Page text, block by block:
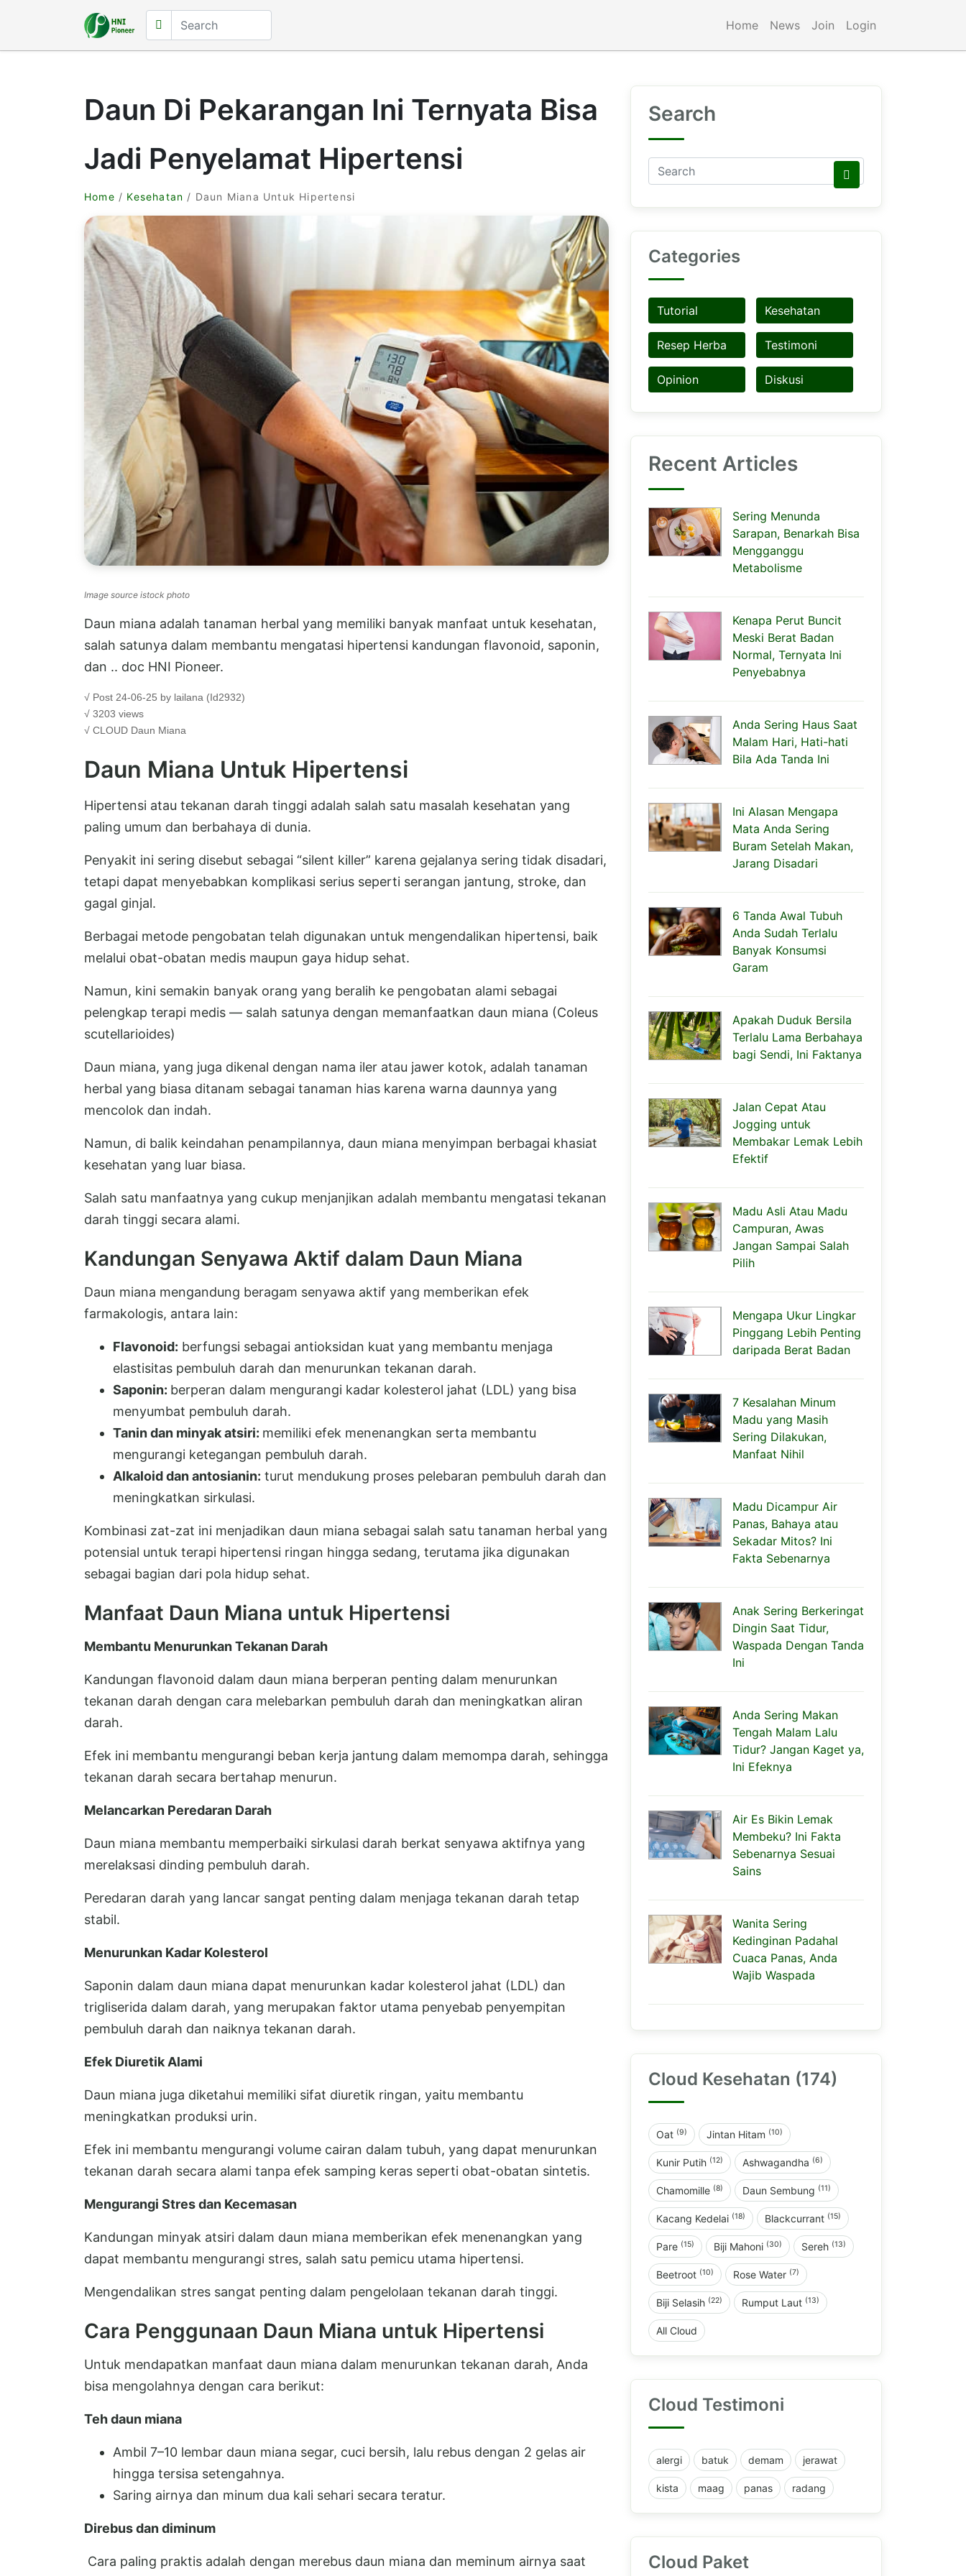
Home News Join Login
Daun Di Pekarangan Ini Ternyata Bisa
Jadi Penyelamat Hipertensi
Home / Kesehatan / Daun Miana Untuk Hipertensi
Image source istock photo
Daun miana adalah tanaman herbal yang memiliki banyak manfaat untuk kesehatan,
salah satunya dalam membantu mengatasi hipertensi kandungan flavonoid, saponin,
dan .. doc HNI Pioneer.
√ Post 24-06-25 by lailana (Id2932)
√ 3203 views
√ CLOUD Daun Miana
Daun Miana Untuk Hipertensi
Hipertensi atau tekanan darah tinggi adalah salah satu masalah kesehatan yang
paling umum dan berbahaya di dunia.
Penyakit ini sering disebut sebagai “silent killer” karena gejalanya sering tidak disadari,
tetapi dapat menyebabkan komplikasi serius seperti serangan jantung, stroke, dan
gagal ginjal.
Berbagai metode pengobatan telah digunakan untuk mengendalikan hipertensi, baik
melalui obat-obatan medis maupun gaya hidup sehat.
Namun, kini semakin banyak orang yang beralih ke pengobatan alami sebagai
pelengkap terapi medis — salah satunya dengan memanfaatkan daun miana (Coleus
scutellarioides)
Daun miana, yang juga dikenal dengan nama iler atau jawer kotok, adalah tanaman
herbal yang biasa ditanam sebagai tanaman hias karena warna daunnya yang
mencolok dan indah.
Namun, di balik keindahan penampilannya, daun miana menyimpan berbagai khasiat
kesehatan yang luar biasa.
Salah satu manfaatnya yang cukup menjanjikan adalah membantu mengatasi tekanan
darah tinggi secara alami.
Kandungan Senyawa Aktif dalam Daun Miana
Daun miana mengandung beragam senyawa aktif yang memberikan efek
farmakologis, antara lain:
Flavonoid: berfungsi sebagai antioksidan kuat yang membantu menjaga
elastisitas pembuluh darah dan menurunkan tekanan darah.
Saponin: berperan dalam mengurangi kadar kolesterol jahat (LDL) yang bisa
menyumbat pembuluh darah.
Tanin dan minyak atsiri: memiliki efek menenangkan serta membantu
mengurangi ketegangan pembuluh darah.
Alkaloid dan antosianin: turut mendukung proses pelebaran pembuluh darah dan
meningkatkan sirkulasi.
Kombinasi zat-zat ini menjadikan daun miana sebagai salah satu tanaman herbal yang
potensial untuk terapi hipertensi ringan hingga sedang, terutama jika digunakan
sebagai bagian dari pola hidup sehat.
Manfaat Daun Miana untuk Hipertensi
Membantu Menurunkan Tekanan Darah
Kandungan flavonoid dalam daun miana berperan penting dalam menurunkan
tekanan darah dengan cara melebarkan pembuluh darah dan meningkatkan aliran
darah.
Efek ini membantu mengurangi beban kerja jantung dalam memompa darah, sehingga
tekanan darah secara bertahap menurun.
Melancarkan Peredaran Darah
Daun miana membantu memperbaiki sirkulasi darah berkat senyawa aktifnya yang
merelaksasi dinding pembuluh darah.
Peredaran darah yang lancar sangat penting dalam menjaga tekanan darah tetap
stabil.
Menurunkan Kadar Kolesterol
Saponin dalam daun miana dapat menurunkan kadar kolesterol jahat (LDL) dan
trigliserida dalam darah, yang merupakan faktor utama penyebab penyempitan
pembuluh darah dan naiknya tekanan darah.
Efek Diuretik Alami
Daun miana juga diketahui memiliki sifat diuretik ringan, yaitu membantu
meningkatkan produksi urin.
Efek ini membantu mengurangi volume cairan dalam tubuh, yang dapat menurunkan
tekanan darah secara alami tanpa efek samping keras seperti obat-obatan sintetis.
Mengurangi Stres dan Kecemasan
Kandungan minyak atsiri dalam daun miana memberikan efek menenangkan yang
dapat membantu mengurangi stres, salah satu pemicu utama hipertensi.
Mengendalikan stres sangat penting dalam pengelolaan tekanan darah tinggi.
Cara Penggunaan Daun Miana untuk Hipertensi
Untuk mendapatkan manfaat daun miana dalam menurunkan tekanan darah, Anda
bisa mengolahnya dengan cara berikut:
Teh daun miana
Ambil 7–10 lembar daun miana segar, cuci bersih, lalu rebus dengan 2 gelas air
hingga tersisa setengahnya.
Saring airnya dan minum dua kali sehari secara teratur.
Direbus dan diminum
Cara paling praktis adalah dengan merebus daun miana dan meminum airnya saat
Search
Categories
Tutorial Kesehatan
Resep Herba Testimoni
Opinion Diskusi
Recent Articles
Sering Menunda
Sarapan, Benarkah Bisa
Mengganggu
Metabolisme
Kenapa Perut Buncit
Meski Berat Badan
Normal, Ternyata Ini
Penyebabnya
Anda Sering Haus Saat
Malam Hari, Hati-hati
Bila Ada Tanda Ini
Ini Alasan Mengapa
Mata Anda Sering
Buram Setelah Makan,
Jarang Disadari
6 Tanda Awal Tubuh
Anda Sudah Terlalu
Banyak Konsumsi
Garam
Apakah Duduk Bersila
Terlalu Lama Berbahaya
bagi Sendi, Ini Faktanya
Jalan Cepat Atau
Jogging untuk
Membakar Lemak Lebih
Efektif
Madu Asli Atau Madu
Campuran, Awas
Jangan Sampai Salah
Pilih
Mengapa Ukur Lingkar
Pinggang Lebih Penting
daripada Berat Badan
7 Kesalahan Minum
Madu yang Masih
Sering Dilakukan,
Manfaat Nihil
Madu Dicampur Air
Panas, Bahaya atau
Sekadar Mitos? Ini
Fakta Sebenarnya
Anak Sering Berkeringat
Dingin Saat Tidur,
Waspada Dengan Tanda
Ini
Anda Sering Makan
Tengah Malam Lalu
Tidur? Jangan Kaget ya,
Ini Efeknya
Air Es Bikin Lemak
Membeku? Ini Fakta
Sebenarnya Sesuai
Sains
Wanita Sering
Kedinginan Padahal
Cuaca Panas, Anda
Wajib Waspada
Cloud Kesehatan (174)
Oat (9) Jintan Hitam (10)
Kunir Putih (12) Ashwagandha (6)
Chamomille (8) Daun Sembung (11)
Kacang Kedelai (18) Blackcurrant (15)
Pare (15) Biji Mahoni (30) Sereh (13)
Beetroot (10) Rose Water (7)
Biji Selasih (22) Rumput Laut (13)
All Cloud
Cloud Testimoni
alergi batuk demam jerawat
kista maag panas radang
Cloud Paket